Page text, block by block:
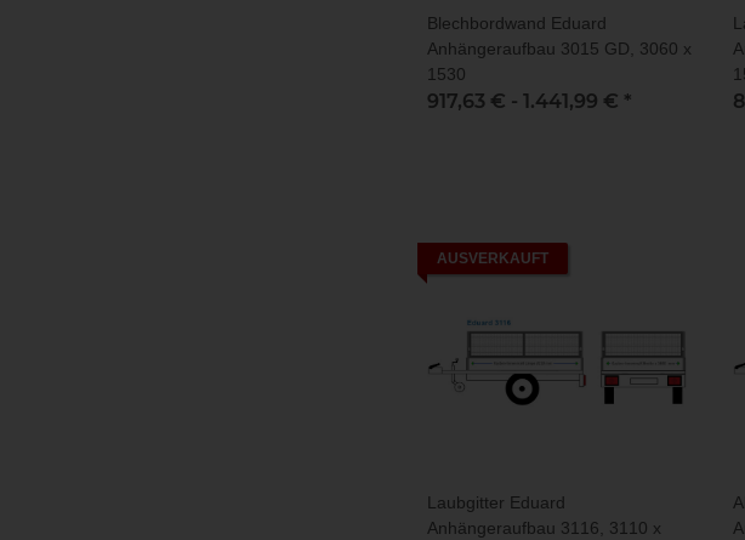
Blechbordwand Eduard
Anhängeraufbau 3015 GD, 3060 x
1530
917,63 € - 1.441,99 € *
AUSVERKAUFT
Laubgitter Eduard
Anhängeraufbau 3116, 3110 x